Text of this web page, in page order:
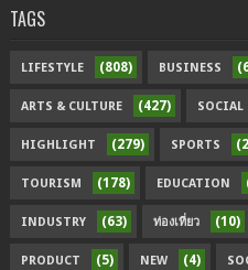
TAGS
LIFESTYLE (808) BUSINESS
ARTS & CULTURE (427) SOCIAL
HIGHLIGHT (279) SPORTS
TOURISM (178) EDUCATION
INDUSTRY (63) ท่องเที่ยว (10)
PRODUCT (5) NEW (4)